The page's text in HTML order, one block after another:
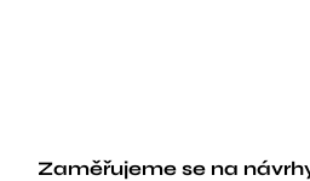
Zaměřujeme se na